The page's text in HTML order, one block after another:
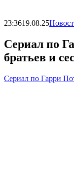
23:3619.08.25
Сериал по
братьев и
Сериал по Гарри